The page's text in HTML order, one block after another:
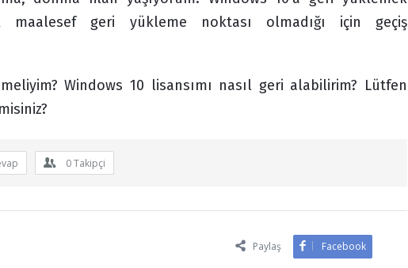
maalesef geri yükleme noktası olmadığı için geçiş
Windows 10 lisansımı nasıl geri alabilirim? Lütfen
0Takipçi
Paylaş Facebook